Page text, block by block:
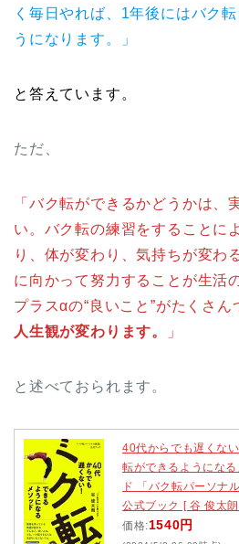
く毎日やれば、1年後にはバク
うになります。」
と答えています。
ただ、
「バク転ができるかどうかは、
い。バク転の練習をすることに
り、体が変わり、気持ちが変わ
に向かって努力することが生活
プラスαの“良いこと”がたくさん
人生観が変わります。
」
と述べておられます。
40代からでも遅くな
転ができるようになる
ド 「バク転パーソナル
公式ブック [ 谷 俊太
価格:1540円